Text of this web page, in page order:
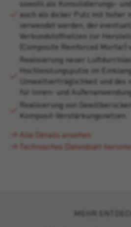
sowohl als Konsolidierungs-
auch als dicker Putz mit hoher
verwendet werden, der
Verbundstoffnetzen zur
(Composite Reinforced Mortar)
Realisierung neuer
Hochleistungsputze im
Umweltverträglichkeit und des
für Innen- und
Realisierung von
Komposit-Verstärkungsnetzen.
Alle Details ansehen
Technisches Datenblatt
MEHR